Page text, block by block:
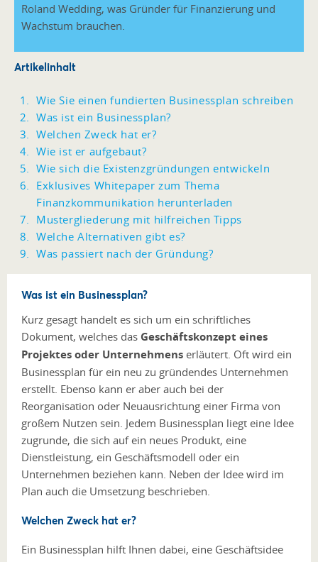
Roland Wedding, was Gründer für Finanzierung und
Wachstum brauchen.
Artikelinhalt
Wie Sie einen fundierten Businessplan schreiben
Was ist ein Businessplan?
Welchen Zweck hat er?
Wie ist er aufgebaut?
Wie sich die Existenzgründungen entwickeln
Exklusives Whitepaper zum Thema
Finanzkommunikation herunterladen
Mustergliederung mit hilfreichen Tipps
Welche Alternativen gibt es?
Was passiert nach der Gründung?
Was ist ein Businessplan?
Kurz gesagt handelt es sich um ein schriftliches
Dokument, welches das Geschäftskonzept eines
Projektes oder Unternehmens erläutert. Oft wird ein
Businessplan für ein neu zu gründendes Unternehmen
erstellt. Ebenso kann er aber auch bei der
Reorganisation oder Neuausrichtung einer Firma von
großem Nutzen sein. Jedem Businessplan liegt eine Idee
zugrunde, die sich auf ein neues Produkt, eine
Dienstleistung, ein Geschäftsmodell oder ein
Unternehmen beziehen kann. Neben der Idee wird im
Plan auch die Umsetzung beschrieben.
Welchen Zweck hat er?
Ein Businessplan hilft Ihnen dabei, eine Geschäftsidee